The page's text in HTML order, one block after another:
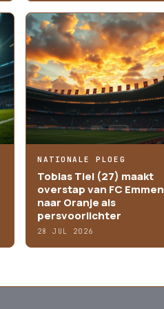
NATIONALE PLOEG
Tobias Tiel (27) maakt
overstap van FC Emmen
naar Oranje als
persvoorlichter
28 JUL 2026